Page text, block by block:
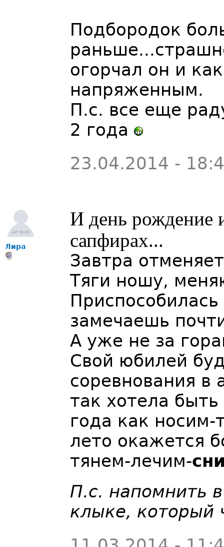
Подбородок
огорчал он и
напряженным.
П.с. все еще
2 года
23.04.2014 -
Лира
И день рождение
сапфирах...
Завтра
Тяги ношу,
замечаешь
А уже не за
Свой юбилей
соревнования в
так хотела
года как
лето окажется
тянем-лечим-
П.с. напомнить
клыке, который